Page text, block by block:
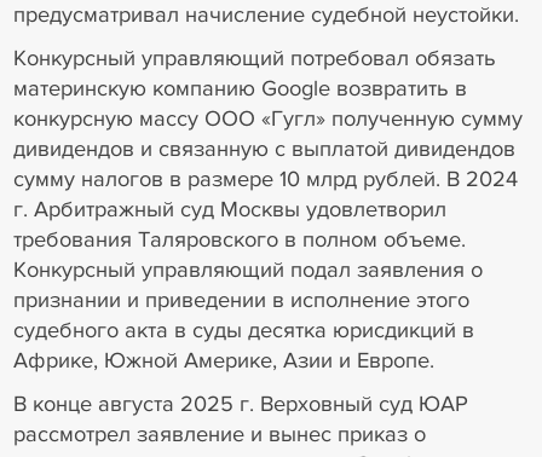
предусматривал начисление судебной неустойки.
Конкурсный управляющий потребовал обязать
материнскую компанию Google возвратить в
конкурсную массу ООО «Гугл» полученную сумму
дивидендов и связанную с выплатой дивидендов
сумму налогов в размере 10 млрд рублей. В 2024
г. Арбитражный суд Москвы удовлетворил
требования Таляровского в полном объеме.
Конкурсный управляющий подал заявления о
признании и приведении в исполнение этого
судебного акта в суды десятка юрисдикций в
Африке, Южной Америке, Азии и Европе.
В конце августа 2025 г. Верховный суд ЮАР
рассмотрел заявление и вынес приказ о